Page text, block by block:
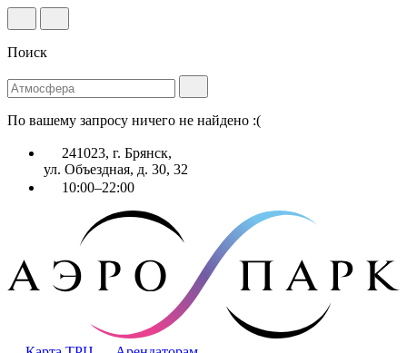
Поиск
По вашему запросу ничего не найдено :(
241023, г. Брянск,
ул. Объездная, д. 30, 32
10:00–22:00